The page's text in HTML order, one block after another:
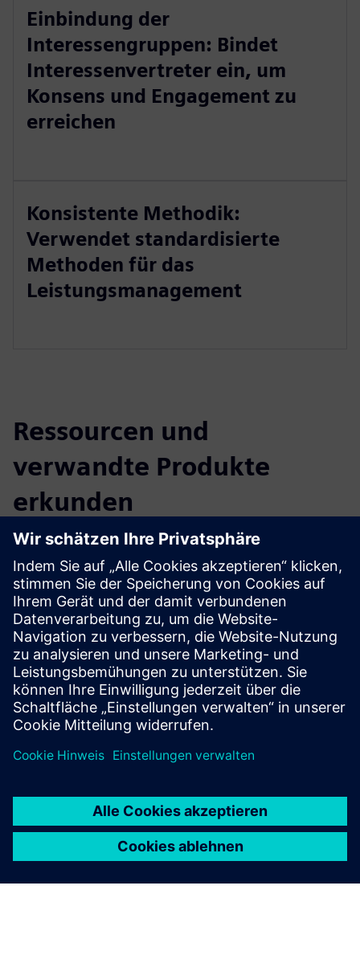
Einbindung der
Interessengruppen: Bindet
Interessenvertreter ein, um
Konsens und Engagement zu
erreichen
Konsistente Methodik:
Verwendet standardisierte
Methoden für das
Leistungsmanagement
Ressourcen und
verwandte Produkte
erkunden
Weitere Informationen und
Ressourcen
CLEVR Unternehmensberatung
Anpassung an Veränderungen in Organisationen
Voraussetzungen